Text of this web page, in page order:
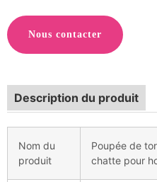
Nous contacter
Description du produit
Nom du
produit
Poupée de
chatte pour